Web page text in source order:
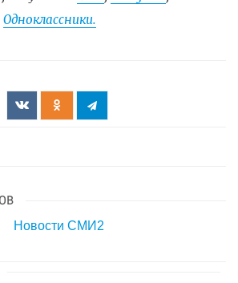
Одноклассники.
Новости СМИ2